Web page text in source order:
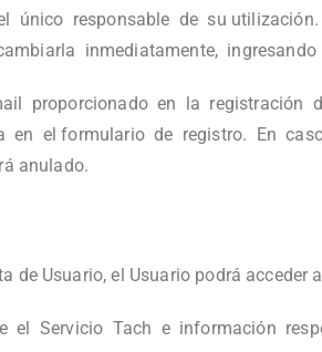
único responsable de su
inmediatamente,
proporcionado en la registración
en el formulario de registro. En
anulado.
de Usuario, el Usuario podrá acceder
Servicio Tach e información